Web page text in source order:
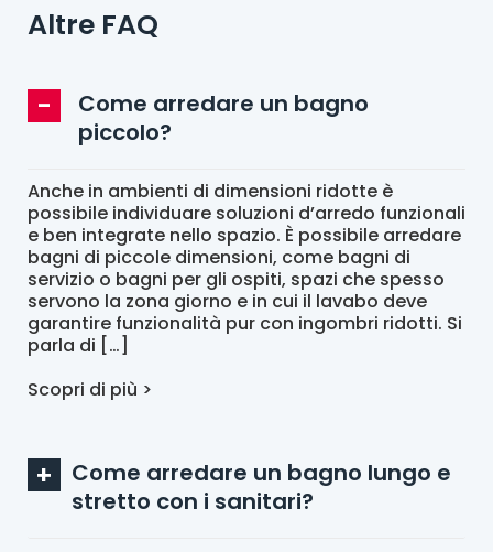
Altre FAQ
Come arredare un bagno
piccolo?
Anche in ambienti di dimensioni ridotte è
possibile individuare soluzioni d’arredo funzionali
e ben integrate nello spazio. È possibile arredare
bagni di piccole dimensioni, come bagni di
servizio o bagni per gli ospiti, spazi che spesso
servono la zona giorno e in cui il lavabo deve
garantire funzionalità pur con ingombri ridotti. Si
parla di […]
Scopri di più >
Come arredare un bagno lungo e
stretto con i sanitari?